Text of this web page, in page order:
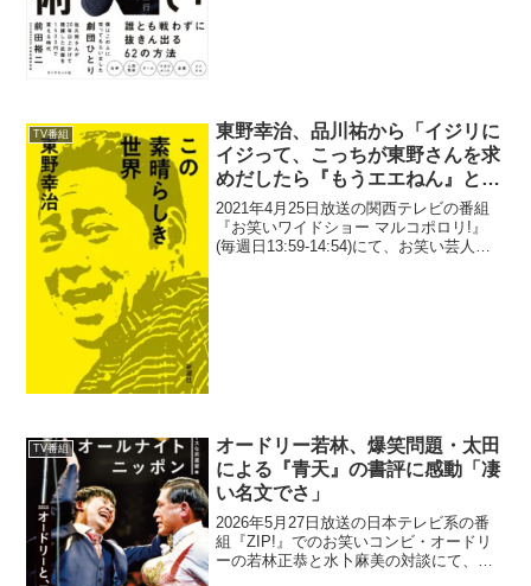
TV番組
東野幸治、品川祐から「イジリに
イジって、こっちが東野さんを求
めだしたら『もうエエねん』と捨
てられる」とクレームを言われる
2021年4月25日放送の関西テレビの番組
『お笑いワイドショー マルコポロリ!』
(毎週日13:59-14:54)にて、お笑い芸人・
TV番組
オードリー若林、爆笑問題・太田
による『青天』の書評に感動「凄
い名文でさ」
2026年5月27日放送の日本テレビ系の番
組『ZIP!』でのお笑いコンビ・オードリ
ーの若林正恭と水卜麻美の対談にて、若